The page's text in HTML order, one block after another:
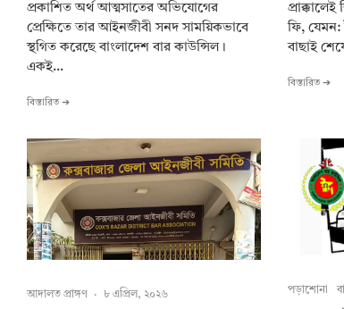
প্রকাশিত অর্থ আত্মসাতের অভিযোগের
প্রেক্ষিতে তার আইনজীবী সনদ সাময়িকভাবে
স্থগিত করেছে বাংলাদেশ বার কাউন্সিল।
একই...
বিস্তারিত ➔
ফি, যেমন:
বাছাই
বিস্তারিত ➔
আদালত প্রাঙ্গণ · ৮ এপ্রিল, ২০২৬ পড়াশোনা